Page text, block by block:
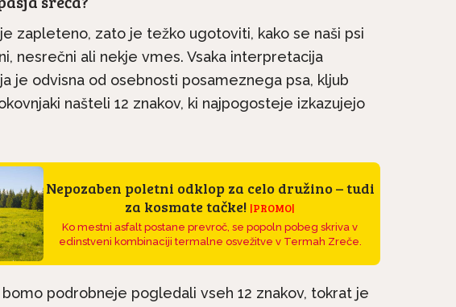
zapleteno, zato je težko ugotoviti, kako se naši psi
nesrečni ali nekje vmes. Vsaka interpretacija
je odvisna od osebnosti posameznega psa, kljub
našteli 12 znakov, ki najpogosteje izkazujejo
Nepozaben poletni odklop za celo družino – tudi
za kosmate tačke! |PROMO|
Ko mestni asfalt postane prevroč, se popoln pobeg skriva v
edinstveni kombinaciji termalne osvežitve v Termah Zreče.
podrobneje pogledali vseh 12 znakov, tokrat je